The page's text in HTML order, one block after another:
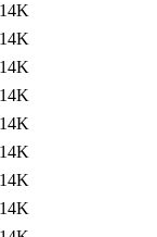
14K
14K
14K
14K
14K
14K
14K
14K